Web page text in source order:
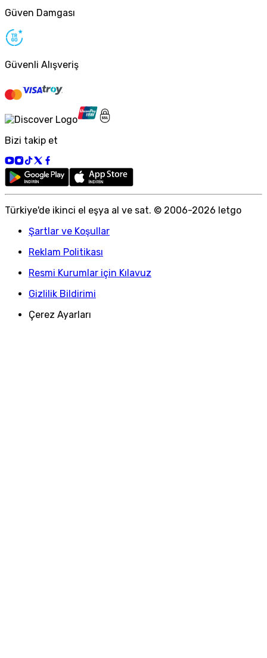
Güven Damgası
Güvenli Alışveriş
Bizi takip et
Türkiye'de ikinci el eşya al ve sat. © 2006-2026 letgo
Şartlar ve Koşullar
Reklam Politikası
Resmi Kurumlar için Kılavuz
Gizlilik Bildirimi
Çerez Ayarları